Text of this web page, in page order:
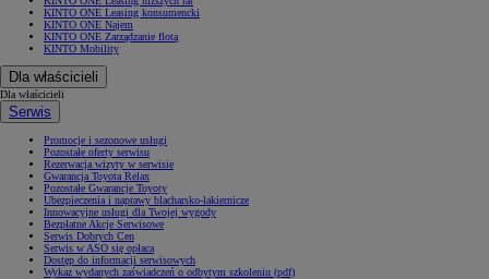
KINTO ONE Leasing konsumencki
KINTO ONE Najem
KINTO ONE Zarządzanie flotą
KINTO Mobility
Dla właścicieli
Dla właścicieli
Serwis
Promocje i sezonowe usługi
Pozostałe oferty serwisu
Rezerwacja wizyty w serwisie
Gwarancja Toyota Relax
Pozostałe Gwarancje Toyoty
Ubezpieczenia i naprawy blacharsko-lakiernicze
Innowacyjne usługi dla Twojej wygody
Bezpłatne Akcje Serwisowe
Serwis Dobrych Cen
Serwis w ASO się opłaca
Dostęp do informacji serwisowych
Wykaz wydanych zaświadczeń o odbytym szkoleniu (pdf)